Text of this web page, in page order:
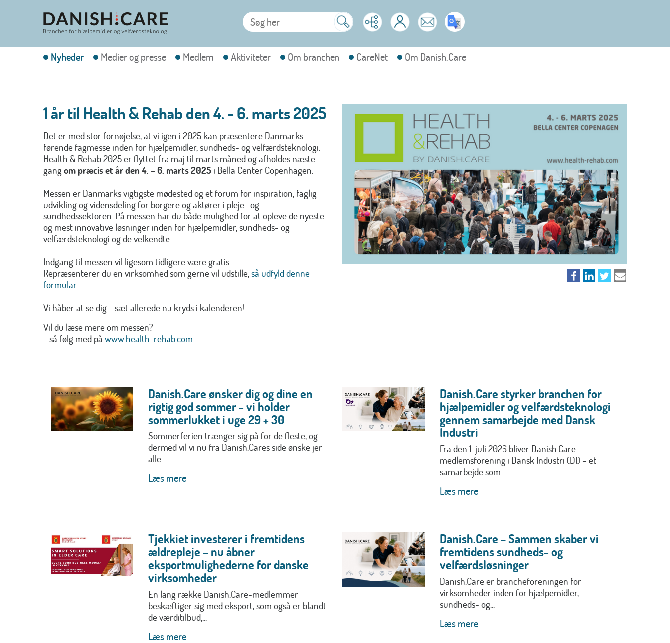
Nyheder Medier og presse Medlem Aktiviteter Om branchen CareNet Om Danish.Care
1 år til Health & Rehab den 4. - 6. marts 2025
Det er med stor fornøjelse, at vi igen i 2025 kan præsentere Danmarks
førende fagmesse inden for hjælpemidler, sundheds- og velfærdsteknologi.
Health & Rehab 2025 er flyttet fra maj til marts måned og afholdes næste
gangom præcis et år den 4. – 6. marts 2025 i Bella Center Copenhagen.
Messen er Danmarks vigtigste mødested og et forum for inspiration, faglig
udvikling og vidensdeling for borgere og aktører i pleje- og
sundhedssektoren. På messen har du både mulighed for at opleve de nyeste
og mest innovative løsninger inden for hjælpemidler, sundheds- og
velfærdsteknologi og de velkendte.
Indgang til messen vil ligesom tidligere være gratis.
Repræsenterer du en virksomhed som gerne vil udstille,så udfyld denne
formular.
Vi håber at se dig - sæt allerede nu kryds i kalenderen!
Vil du læse mere om messen?
- så følg med på www.health-rehab.com
Danish.Care ønsker dig og dine en
rigtig god sommer - vi holder
sommerlukket i uge 29 + 30
Sommerferien trænger sig på for de fleste, og
dermed vil vi nu fra Danish.Cares side ønske jer
alle...
Læs mere
Danish.Care styrker branchen for
hjælpemidler og velfærdsteknologi
gennem samarbejde med Dansk
Industri
Fra den 1. juli 2026 bliver Danish.Care
medlemsforening i Dansk Industri (DI) – et
samarbejde som...
Læs mere
Tjekkiet investerer i fremtidens
ældrepleje – nu åbner
eksportmulighederne for danske
virksomheder
En lang række Danish.Care-medlemmer
beskæftiger sig med eksport, som også er blandt
de værditilbud,...
Læs mere
Danish.Care – Sammen skaber vi
fremtidens sundheds- og
velfærdsløsninger
Danish.Care er brancheforeningen for
virksomheder inden for hjælpemidler,
sundheds- og...
Læs mere